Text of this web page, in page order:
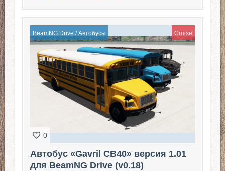
BeamNG Drive /Автобусы Cruise
0
Автобус «Gavril CB40» версия 1.01
для BeamNG Drive (v0.18)